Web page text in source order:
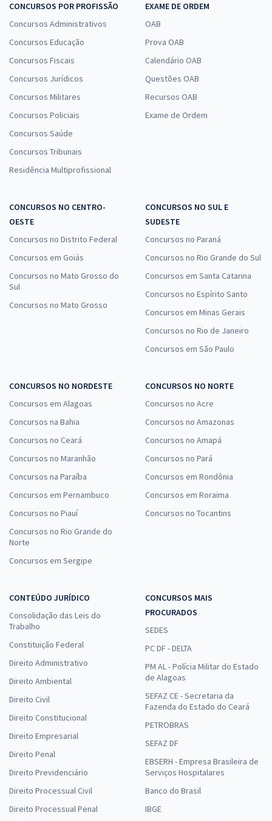
CONCURSOS POR PROFISSÃO
Concursos Administrativos
Concursos Educação
Concursos Fiscais
Concursos Jurídicos
Concursos Militares
Concursos Policiais
Concursos Saúde
Concursos Tribunais
Residência Multiprofissional
EXAME DE ORDEM
OAB
Prova OAB
Calendário OAB
Questões OAB
Recursos OAB
Exame de Ordem
CONCURSOS NO CENTRO-
OESTE
Concursos no Distrito Federal
Concursos em Goiás
Concursos no Mato Grosso do
Sul
Concursos no Mato Grosso
CONCURSOS NO SUL E
SUDESTE
Concursos no Paraná
Concursos no Rio Grande do Sul
Concursos em Santa Catarina
Concursos no Espírito Santo
Concursos em Minas Gerais
Concursos no Rio de Janeiro
Concursos em São Paulo
CONCURSOS NO NORDESTE
Concursos em Alagoas
Concursos na Bahia
Concursos no Ceará
Concursos no Maranhão
Concursos na Paraíba
Concursos em Pernambuco
Concursos no Piauí
Concursos no Rio Grande do
Norte
Concursos em Sergipe
CONCURSOS NO NORTE
Concursos no Acre
Concursos no Amazonas
Concursos no Amapá
Concursos no Pará
Concursos em Rondônia
Concursos em Roraima
Concursos no Tocantins
CONTEÚDO JURÍDICO
Consolidação das Leis do
Trabalho
Constituição Federal
Direito Administrativo
Direito Ambiental
Direito Civil
Direito Constitucional
Direito Empresarial
Direito Penal
Direito Previdenciário
Direito Processual Civil
Direito Processual Penal
CONCURSOS MAIS
PROCURADOS
SEDES
PC DF - DELTA
PM AL - Polícia Militar do Estado
de Alagoas
SEFAZ CE - Secretaria da
Fazenda do Estado do Ceará
PETROBRAS
SEFAZ DF
EBSERH - Empresa Brasileira de
Serviços Hospitalares
Banco do Brasil
IBGE